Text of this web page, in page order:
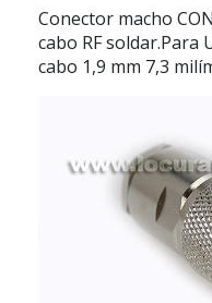
Conector macho
cabo RF soldar.Para
cabo 1,9 mm 7,3